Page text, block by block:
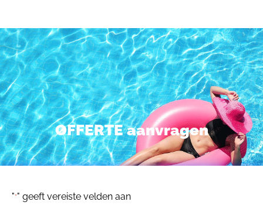
OFFERTE aanvragen
"*" geeft vereiste velden aan